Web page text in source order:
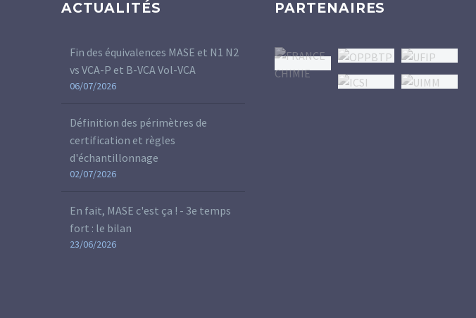
ACTUALITÉS
Fin des équivalences MASE et N1 N2
vs VCA-P et B-VCA Vol-VCA
06/07/2026
Définition des périmètres de
certification et règles
d'échantillonnage
02/07/2026
En fait, MASE c'est ça ! - 3e temps
fort : le bilan
23/06/2026
PARTENAIRES